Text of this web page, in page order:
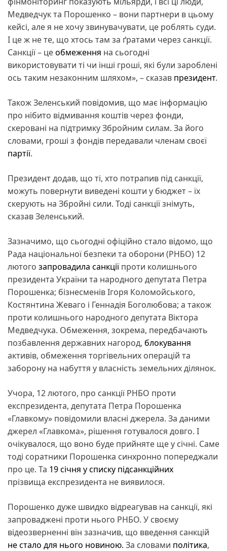
Медведчук та Порошенко – вони партнери в цьому
кейсі, але я не хочу звинувачувати, це роблять суди.
І це ж не те, що хтось там за ґратами через санкції.
Санкції – цеобмеження на сьогодні
використовувати ті чи інші гроші, які були зароблені
ось таким незаконним шляхом», – сказав президент.
Також Зеленський повідомив, що має інформацію
про нібито відмивання коштів через фонди,
скеровані на підтримку Збройним силам. За його
словами, гроші з фондів передавали членам своєї
партії.
Президент додав, що ті, хто потрапив під санкції,
можуть повернути виведені кошти у бюджет – їх
скерують на Збройні сили. Тоді санкції знімуть,
сказав Зеленський.
Зазначимо, що сьогодні офіційно стало відомо, що
Рада національної безпеки та оборони (РНБО) 12
лютого запровадила санкціїпроти колишнього
президента України та народного депутата Петра
Порошенка; бізнесменів Ігоря Коломойського,
Костянтина Жеваго і Геннадія Боголюбова; а також
проти колишнього народного депутата Віктора
Медведчука. Обмеження, зокрема, передбачають
позбавлення державних нагород, блокування
активів, обмеження торгівельних операцій та
заборону на набуття у власність земельних ділянок.
Учора, 12 лютого, про санкції РНБО проти
експрезидента, депутата Петра Порошенка
«Главкому» повідомили власні джерела. За даними
джерел «Главкома», рішення готувалося довго. І
очікувалося, що воно буде прийняте ще у січні. Саме
тоді соратники Порошенка синхронно попереджали
про це. Та 19 січня у списку підсанкційних
прізвища експрезидента не виявилося.
Порошенко дуже швидко відреагував на санкції, які
запроваджені проти нього РНБО. У своєму
відеозверненні він зазначив, що введення санкцій
не стало для нього новиною. За словами політика,